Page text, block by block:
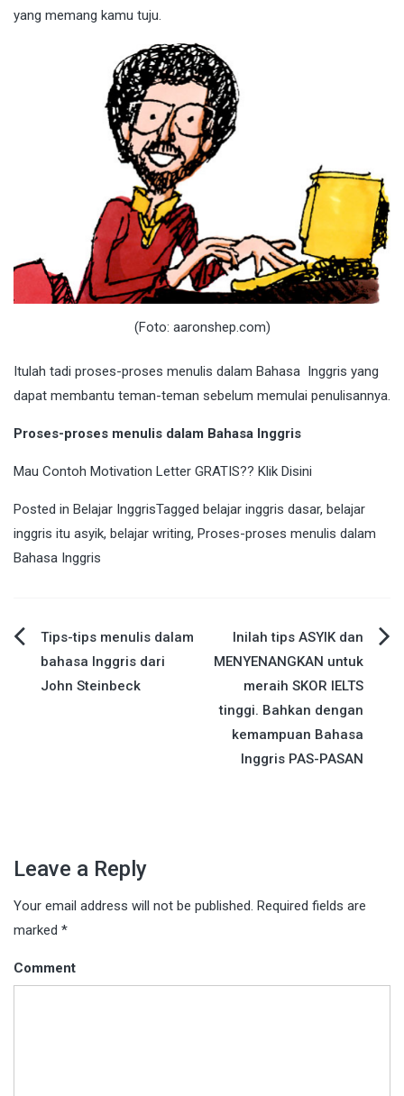
yang memang kamu tuju.
(Foto: aaronshep.com)
Itulah tadi proses-proses menulis dalam Bahasa Inggris yang
dapat membantu teman-teman sebelum memulai penulisannya.
Proses-proses menulis dalam Bahasa Inggris
Mau Contoh Motivation Letter GRATIS?? Klik Disini
Posted in Belajar InggrisTagged belajar inggris dasar, belajar
inggris itu asyik, belajar writing, Proses-proses menulis dalam
Bahasa Inggris
Post
Tips-tips menulis dalam
bahasa Inggris dari
John Steinbeck
Inilah tips ASYIK dan
MENYENANGKAN untuk
meraih SKOR IELTS
tinggi. Bahkan dengan
kemampuan Bahasa
Inggris PAS-PASAN
Leave a Reply
Your email address will not be published. Required fields are
marked *
Comment